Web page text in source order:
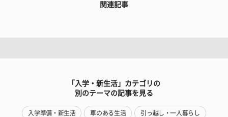
関連記事
「入学・新生活」カテゴリの
別のテーマの記事を見る
入学準備・新生活 車のある生活 引っ越し・一人暮らし